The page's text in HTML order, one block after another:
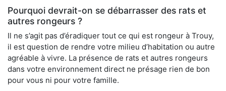
Pourquoi devrait-on se débarrasser des rats et
autres rongeurs ?
Il ne s’agit pas d’éradiquer tout ce qui est rongeur à Trouy,
il est question de rendre votre milieu d’habitation ou autre
agréable à vivre. La présence de rats et autres rongeurs
dans votre environnement direct ne présage rien de bon
pour vous ni pour votre famille.